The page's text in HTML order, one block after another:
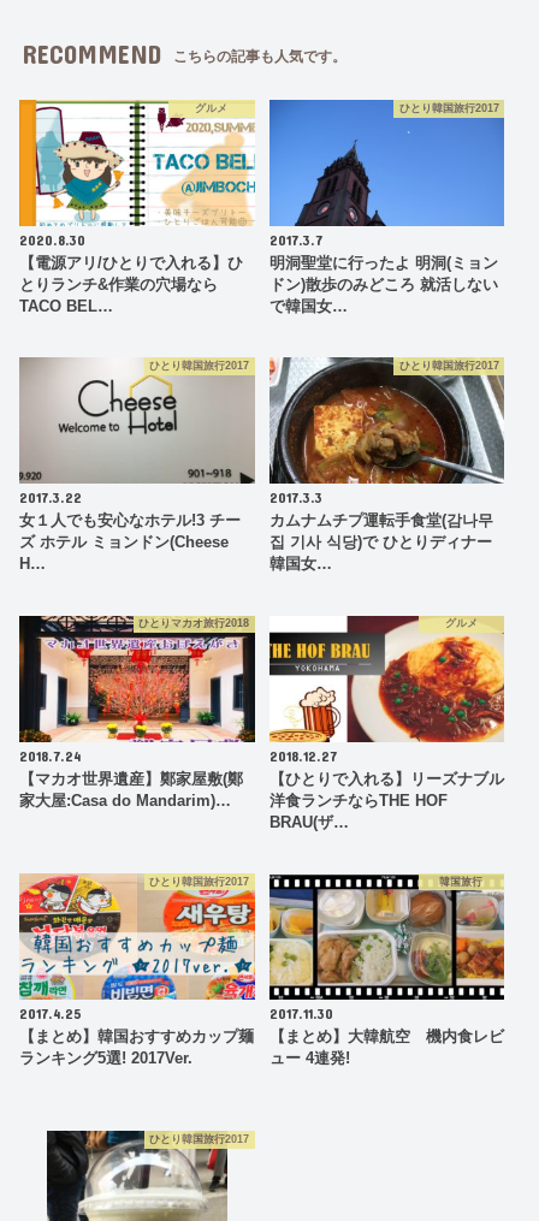
RECOMMEND こちらの記事も人気です。
グルメ
2020.8.30
【電源アリ/ひとりで入れる】ひ
とりランチ&作業の穴場なら
TACO BEL…
ひとり韓国旅行2017
2017.3.7
明洞聖堂に行ったよ 明洞(ミョン
ドン)散歩のみどころ 就活しない
で韓国女…
ひとり韓国旅行2017
2017.3.22
女１人でも安心なホテル!3 チー
ズ ホテル ミョンドン(Cheese
H…
ひとり韓国旅行2017
2017.3.3
カムナムチプ運転手食堂(감나무
집 기사 식당)で ひとりディナー
韓国女…
ひとりマカオ旅行2018
2018.7.24
【マカオ世界遺産】鄭家屋敷(鄭
家大屋:Casa do Mandarim)…
グルメ
2018.12.27
【ひとりで入れる】リーズナブル
洋食ランチならTHE HOF
BRAU(ザ…
ひとり韓国旅行2017
2017.4.25
【まとめ】韓国おすすめカップ麺
ランキング5選! 2017Ver.
韓国旅行
2017.11.30
【まとめ】大韓航空 機内食レビ
ュー 4連発!
ひとり韓国旅行2017